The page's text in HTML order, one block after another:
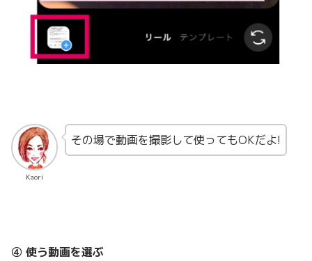
Kaori
その場で動画を撮影して使ってもOKだよ!
④ 使う動画を選ぶ